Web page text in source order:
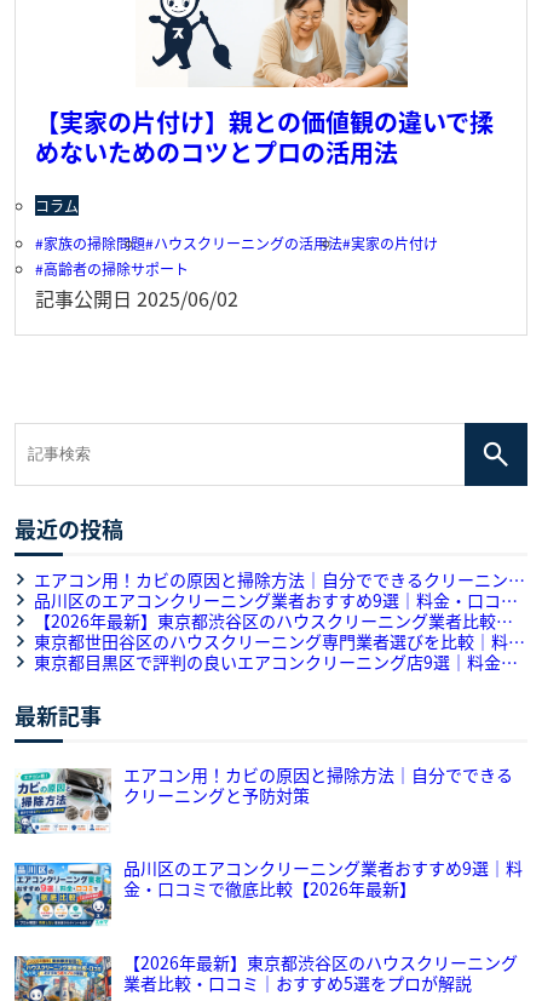
【実家の片付け】親との価値観の違いで揉
めないためのコツとプロの活用法
コラム
家族の掃除問題 ハウスクリーニングの活用法 実家の片付け
高齢者の掃除サポート
記事公開日 2025/06/02
最近の投稿
エアコン用！カビの原因と掃除方法｜自分でできるクリーニング
と予防対策
品川区のエアコンクリーニング業者おすすめ9選｜料金・口コミ
で徹底比較【2026年最新】
【2026年最新】東京都渋谷区のハウスクリーニング業者比較・
口コミ｜おすすめ5選をプロが解説
東京都世田谷区のハウスクリーニング専門業者選びを比較｜料
金・作業内容・口コミを徹底解説
東京都目黒区で評判の良いエアコンクリーニング店9選｜料金・
最新記事
エアコン用！カビの原因と掃除方法｜自分でできる
クリーニングと予防対策
品川区のエアコンクリーニング業者おすすめ9選｜料
金・口コミで徹底比較【2026年最新】
【2026年最新】東京都渋谷区のハウスクリーニング
業者比較・口コミ｜おすすめ5選をプロが解説